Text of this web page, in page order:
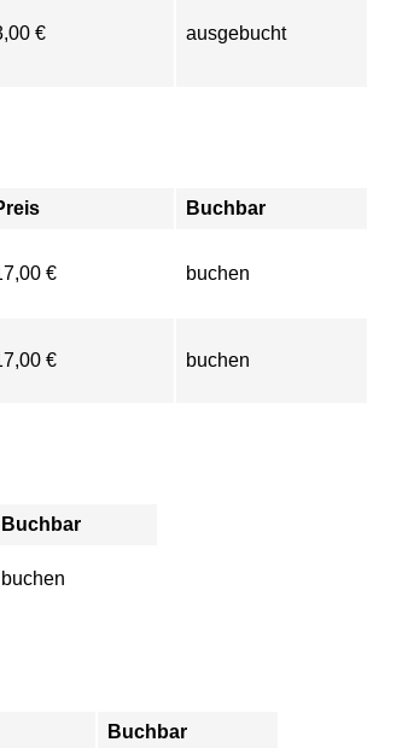
€ ausgebucht
Buchbar
€ buchen
€ buchen
Buchbar
buchen
Buchbar